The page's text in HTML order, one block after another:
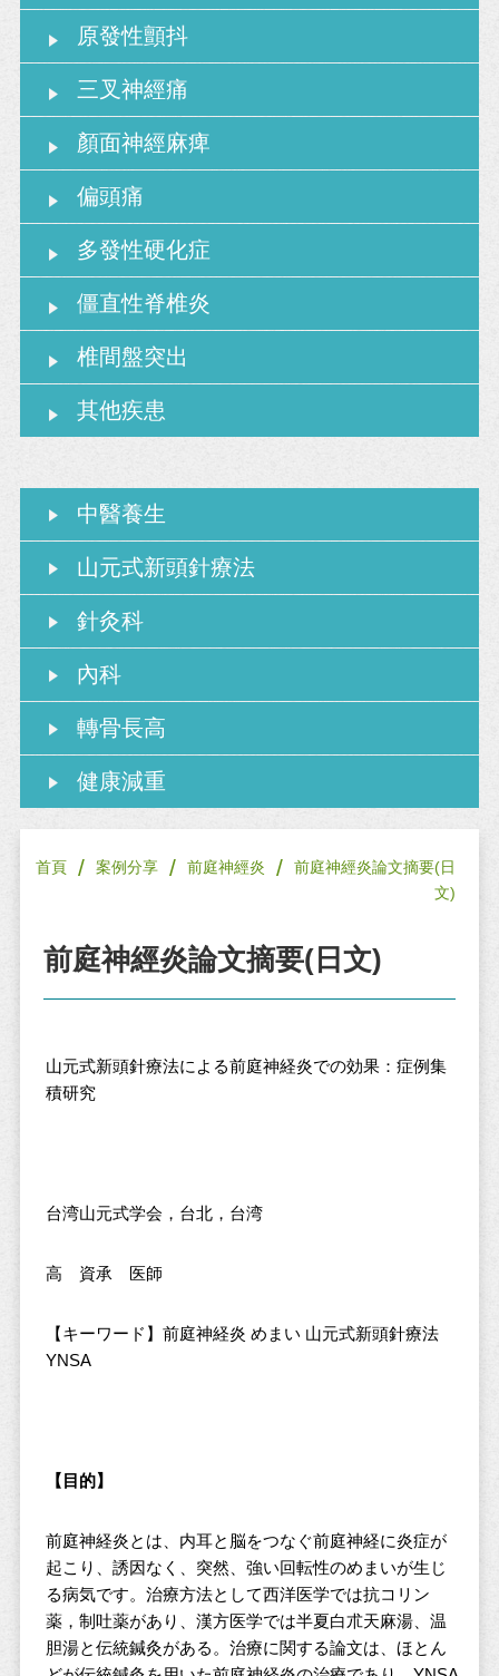
原發性顫抖
三叉神經痛
顏面神經麻痺
偏頭痛
多發性硬化症
僵直性脊椎炎
椎間盤突出
其他疾患
中醫養生
山元式新頭針療法
針灸科
內科
轉骨長高
健康減重
首頁 / 案例分享 / 前庭神經炎 /
前庭神經炎論文摘要(日
文)
前庭神經炎論文摘要(日文)
山元式新頭針療法による前庭神経炎での効果：症例集
積研究
台湾山元式学会，台北，台湾
高 資承 医師
【キーワード】前庭神経炎 めまい 山元式新頭針療法
YNSA
【目的】
前庭神経炎とは、内耳と脳をつなぐ前庭神経に炎症が
起こり、誘因なく、突然、強い回転性のめまいが生じ
る病気です。治療方法として西洋医学では抗コリン
薬，制吐薬があり、漢方医学では半夏白朮天麻湯、温
胆湯と伝統鍼灸がある。治療に関する論文は、ほとん